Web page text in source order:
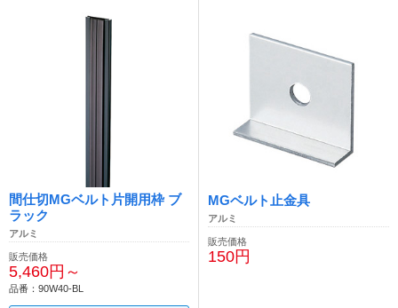
間仕切MGベルト片開用枠 ブ
ラック
アルミ
販売価格
5,460円～
品番：90W40-BL
MGベルト止金具
アルミ
販売価格
150円